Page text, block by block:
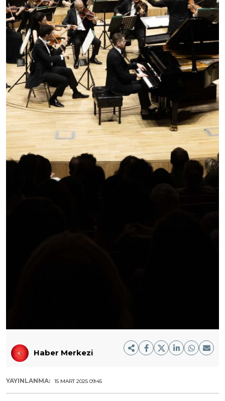
Haber Merkezi
YAYINLANMA: 15 MART 2025 09:45